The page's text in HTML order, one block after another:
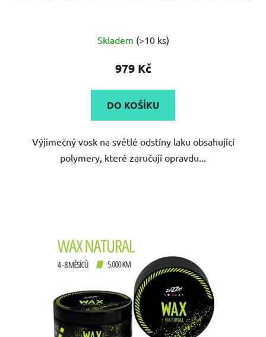
hodnocení
produktu
5,0
z
hvězdiček.
Skladem (>10 ks)
979 Kč
DO KOŠÍKU
Výjimečný vosk na světlé odstíny laku obsahující
polymery, které zaručují opravdu...